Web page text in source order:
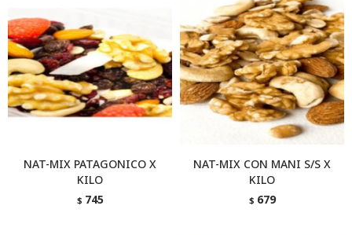
NAT-MIX PATAGONICO X
KILO
$ 745
NAT-MIX CON MANI S/S X
KILO
$ 679